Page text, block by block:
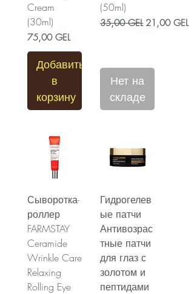
Cream
(30ml)
Цена
75,00 GEL
Добавить
в
корзину
(50ml)
Обычная цена
35,00 GEL Цена со
21,00 GEL
Нет на
складе
Сыворотка-
роллер
FARMSTAY
Ceramide
Wrinkle Care
Relaxing
Rolling Eye
Гидрогелев
ые патчи
Антивозрас
тные патчи
для глаз с
золотом и
пептидами